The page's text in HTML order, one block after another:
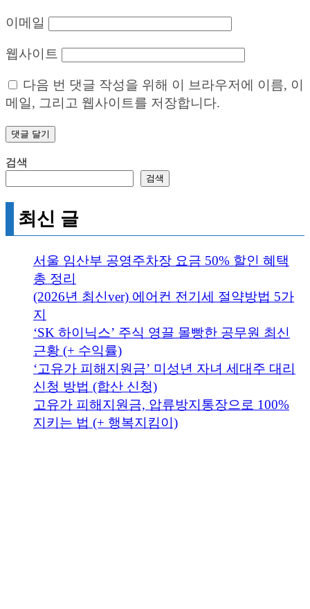
이메일
웹사이트
다음 번 댓글 작성을 위해 이 브라우저에 이름, 이
메일, 그리고 웹사이트를 저장합니다.
검색
검색
최신 글
서울 임산부 공영주차장 요금 50% 할인 혜택
총 정리
(2026년 최신ver) 에어컨 전기세 절약방법 5가
지
‘SK 하이닉스’ 주식 영끌 몰빵한 공무원 최신
근황 (+ 수익률)
‘고유가 피해지원금’ 미성년 자녀 세대주 대리
신청 방법 (합산 신청)
고유가 피해지원금, 압류방지통장으로 100%
지키는 법 (+ 행복지킴이)